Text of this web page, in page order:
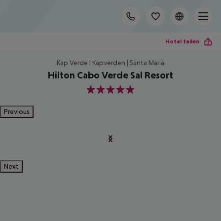
Hotel teilen
Kap Verde | Kapverden | Santa Maria
Hilton Cabo Verde Sal Resort
5
Previous
Next